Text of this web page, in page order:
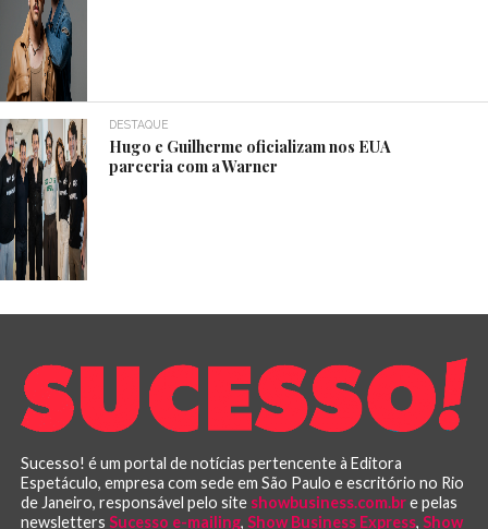
DESTAQUE
Hugo e Guilherme oficializam nos EUA
parceria com a Warner
Sucesso! é um portal de notícias pertencente à Editora
Espetáculo, empresa com sede em São Paulo e escritório no Rio
de Janeiro, responsável pelo site showbusiness.com.bre pelas
newsletters Sucesso e-mailing, Show Business Express, Show